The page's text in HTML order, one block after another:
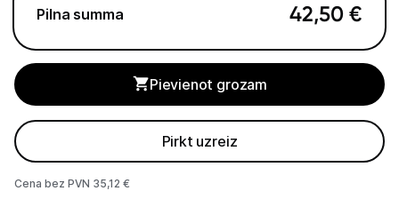
Tējkannas
Blenderi
Virtuves kombaini
Tosteri
Pilna summa 42,50 €
Pievienot grozam
Pirkt uzreiz
Cena bez PVN 35,12 €